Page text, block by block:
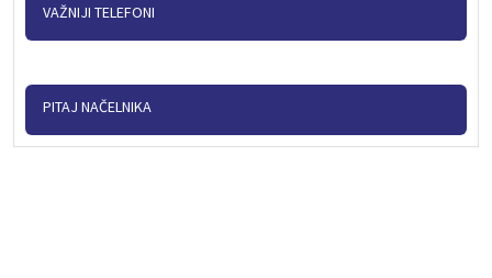
VAŽNIJI TELEFONI
PITAJ NAČELNIKA